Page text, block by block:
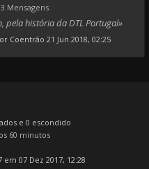
Mensagens
pela história da DTL Portugal»
Coentrão 21 Jun 2018, 02:25
e 0 escondido
60 minutos
07 Dez 2017, 12:28